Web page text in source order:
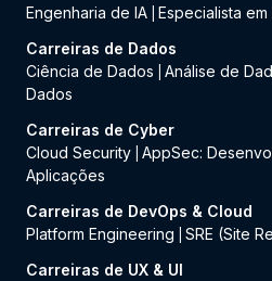
Engenharia de IA Especialista em
Carreiras de Dados
Ciência de Dados
Análise de
Dados
Carreiras de Cyber
Cloud Security AppSec:
Aplicações
Carreiras de DevOps & Cloud
Platform Engineering
SRE (Site
Carreiras de UX & UI